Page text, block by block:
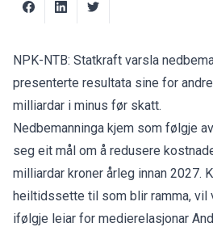
NPK-NTB: Statkraft varsla
presenterte resultata sine for
milliardar i minus før skatt.
Nedbemanninga kjem som følgje
seg eit mål om å redusere
milliardar kroner årleg innan 2027.
heiltidssette til som blir ramma, vil
ifølgje leiar for medierelasjonar